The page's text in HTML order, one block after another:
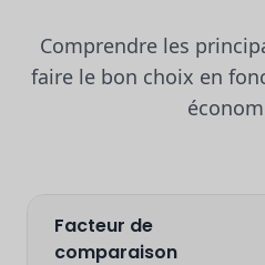
Comprendre les
faire le bon choix en
Facteur de
comparaison